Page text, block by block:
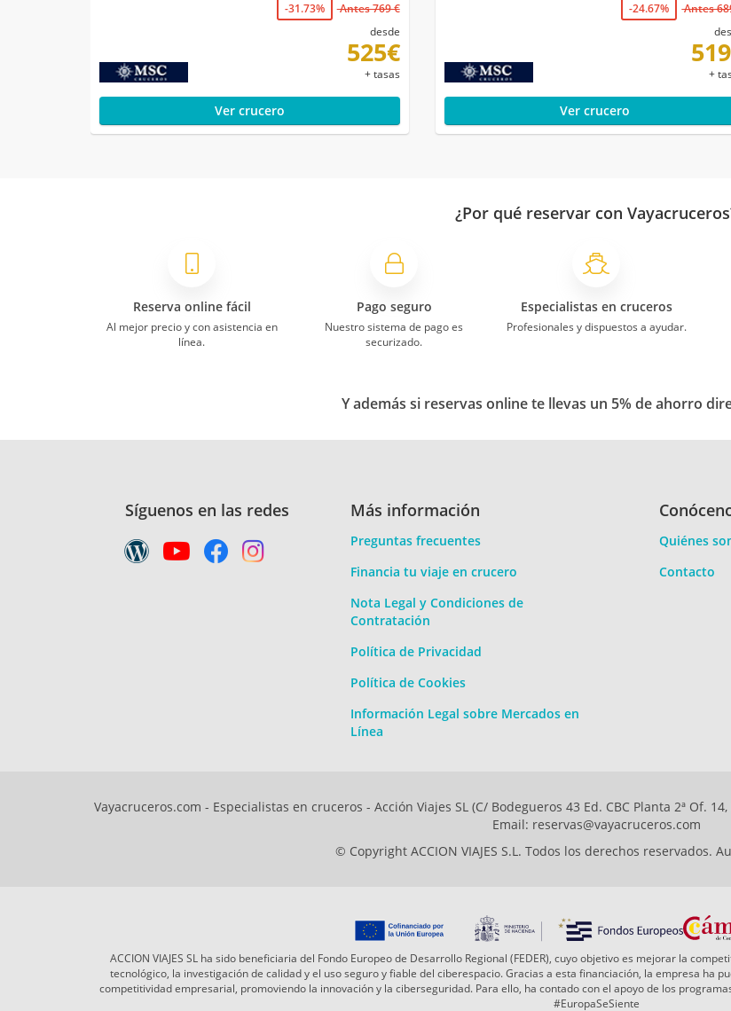
-31.73%
Antes 769 €
desde
525€
+ tasas
Ver crucero
-24.67%
Antes
+
Ver crucero
¿Por qué reservar con
Reserva online fácil
Al mejor precio y con asistencia en
línea.
Pago seguro
Nuestro sistema de pago es
securizado.
Especialistas en cruceros
Profesionales y dispuestos a ayudar.
Y además si reservas online te llevas un 5% de ahorro
Síguenos en las redes Más información
Preguntas frecuentes
Financia tu viaje en crucero
Nota Legal y Condiciones de
Contratación
Política de Privacidad
Política de Cookies
Información Legal sobre Mercados en
Línea
Quiénes
Contacto
Vayacruceros.com - Especialistas en cruceros - Acción Viajes SL (C/ Bodegueros 43 Ed. CBC Planta 2ª Of.
Email: reservas@vayacruceros.com
© Copyright ACCION VIAJES S.L. Todos los derechos reservados.
ACCION VIAJES SL ha sido beneficiaria del Fondo Europeo de Desarrollo Regional (FEDER), cuyo objetivo es mejorar la
tecnológico, la investigación de calidad y el uso seguro y fiable del ciberespacio. Gracias a esta financiación, la empresa ha
competitividad empresarial, promoviendo la innovación y la ciberseguridad. Para ello, ha contado con el apoyo de los
#EuropaSeSiente